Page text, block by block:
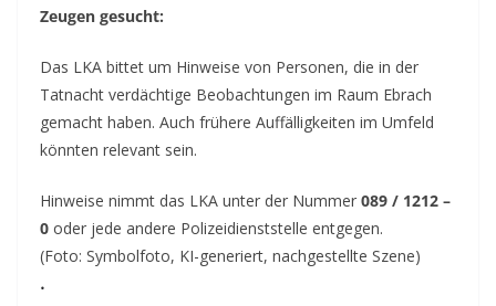
Zeugen gesucht:
Das LKA bittet um Hinweise von Personen, die in der
Tatnacht verdächtige Beobachtungen im Raum Ebrach
gemacht haben. Auch frühere Auffälligkeiten im Umfeld
könnten relevant sein.
Hinweise nimmt das LKA unter der Nummer 089 / 1212 –
0 oder jede andere Polizeidienststelle entgegen.
(Foto: Symbolfoto, KI-generiert, nachgestellte Szene)
.